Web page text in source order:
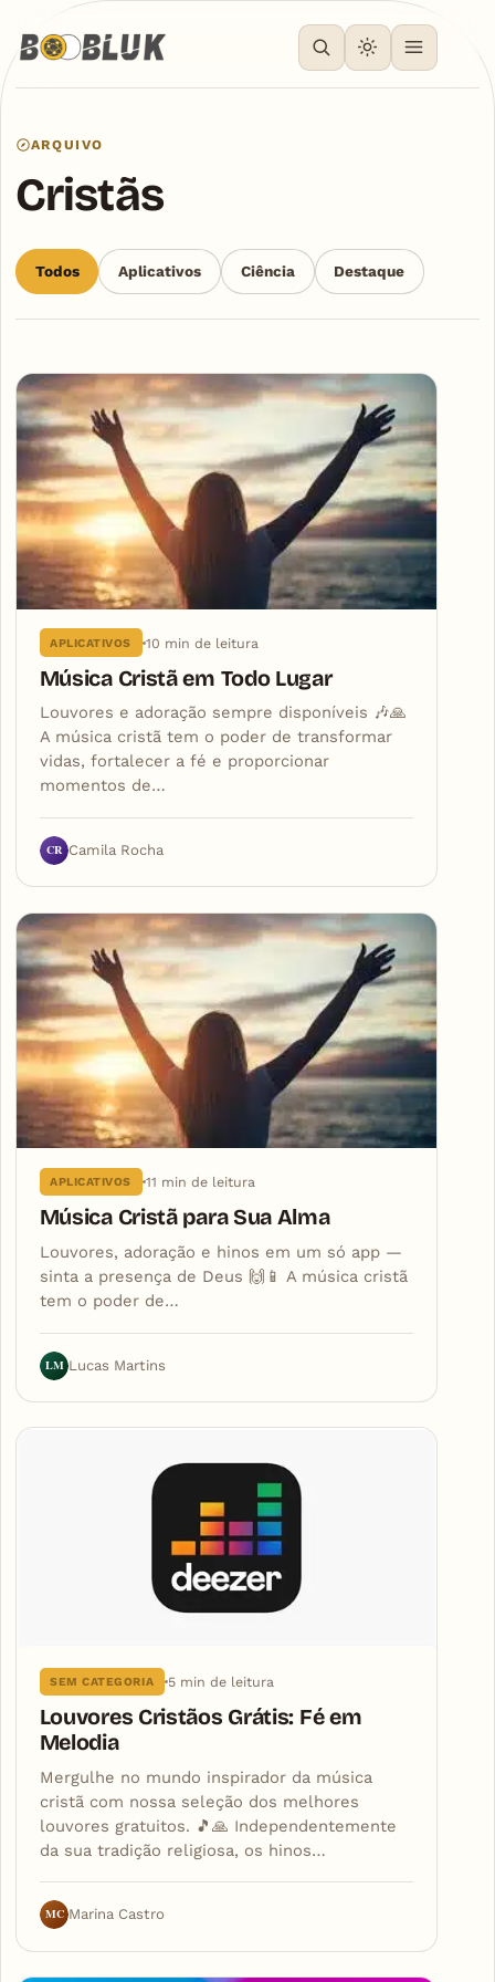
ARQUIVO
Cristãs
Todos Aplicativos Ciência Destaque
Articles
APLICATIVOS 10 min de leitura
Música Cristã em Todo Lugar
Louvores e adoração sempre disponíveis 🎶🙏
A música cristã tem o poder de transformar
vidas, fortalecer a fé e proporcionar
momentos de…
CR Camila Rocha
APLICATIVOS 11 min de leitura
Música Cristã para Sua Alma
Louvores, adoração e hinos em um só app —
sinta a presença de Deus 🙌📱 A música cristã
tem o poder de…
LM Lucas Martins
SEM CATEGORIA 5 min de leitura
Louvores Cristãos Grátis: Fé em
Melodia
Mergulhe no mundo inspirador da música
cristã com nossa seleção dos melhores
louvores gratuitos. 🎵🙏 Independentemente
da sua tradição religiosa, os hinos…
MC Marina Castro